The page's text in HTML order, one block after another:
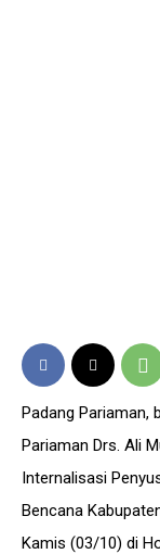
Padang Pariaman,
Pariaman Drs. Ali
Internalisasi
Bencana
Kamis (03/10) di